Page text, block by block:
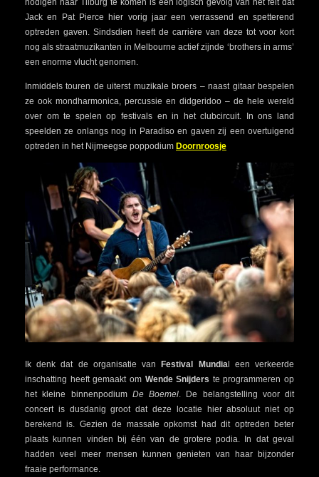
Jack en Pat Pierce hier vorig jaar een verrassend en spetterend
optreden gaven. Sindsdien heeft de carrière van deze tot voor kort
nog als straatmuzikanten in Melbourne actief zijnde ‘brothers in arms’
een enorme vlucht genomen.
Inmiddels touren de uiterst muzikale broers – naast gitaar bespelen
ze ook mondharmonica, percussie en didgeridoo – de hele wereld
over om te spelen op festivals en in het clubcircuit. In ons land
speelden ze onlangs nog in Paradiso en gaven zij een overtuigend
optreden in het Nijmeegse poppodium Doornroosje
Ik denk dat de organisatie van Festival Mundial een verkeerde
inschatting heeft gemaakt om Wende Snijders te programmeren op
het kleine binnenpodium De Boemel. De belangstelling voor dit
concert is dusdanig groot dat deze locatie hier absoluut niet op
berekend is. Gezien de massale opkomst had dit optreden beter
plaats kunnen vinden bij één van de grotere podia. In dat geval
hadden veel meer mensen kunnen genieten van haar bijzonder
fraaie performance.